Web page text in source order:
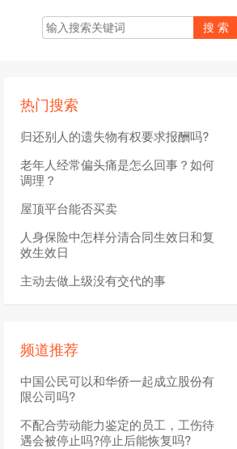
热门搜索
归还别人的遗失物有权要求报酬吗?
老年人经常偏头痛是怎么回事？如何
调理？
屋顶平台能否买卖
人身保险中怎样分清合同生效日和复
效生效日
主动去做上级没有交代的事
频道推荐
中国公民可以和华侨一起成立股份有
限公司吗?
不配合劳动能力鉴定的员工，工伤待
遇会被停止吗?停止后能恢复吗?